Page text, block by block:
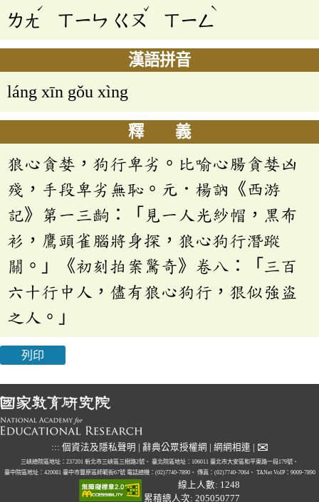
ㄌㄤ
ˊ
ㄒㄧㄣ ㄍㄡ
ˇ
ㄒㄧㄥ
ˋ
漢語拼音
láng xīn gǒu xìng
釋 義
狼心貪婪，狗行卑劣。比喻心腸貪婪凶
殘，手段卑劣無恥。元．楊訥《西游
記》第一三齣：「見一人光紗帽，黑布
衫，鷹頭雀腦將身探，狼心狗行潛蹤
關。」《初刻拍案驚奇》卷八：「三百
六十行中人，儘有狼心狗行，狠似強盜
之人。」
列印
::: 個資法及隱私聲明 辭典公眾授權網 網網相連 ✉
三峽總院區地址：237201 新北市三峽區三樹路2號、 臺北院區地址：106011 臺北市大安區和平東路一段179號、
臺中院區地址：420081 臺中市豐原區師範街67號 電話總機：(02)7740-7890、 傳真：(02)7740-7064、 TANet VoIP：9009-7890
線上人數: 1248
累積總人次: 205050777